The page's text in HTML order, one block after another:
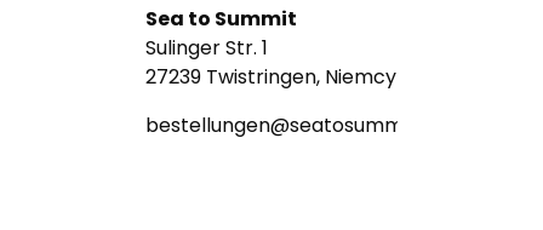
Sea to Summit
Sulinger Str. 1
27239 Twistringen, Niemcy
bestellungen@seatosummit.de